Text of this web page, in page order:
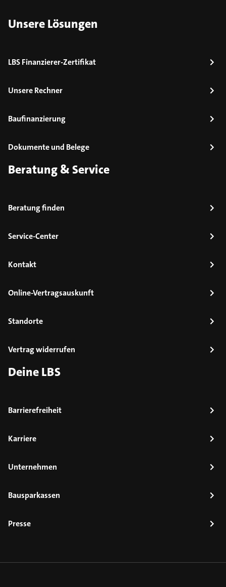
Unsere Lösungen
LBS Finanzierer-Zertifikat
Unsere Rechner
Baufinanzierung
Dokumente und Belege
Beratung & Service
Beratung finden
Service-Center
Kontakt
Online-Vertragsauskunft
Standorte
Vertrag widerrufen
Deine LBS
Barrierefreiheit
Karriere
Unternehmen
Bausparkassen
Presse